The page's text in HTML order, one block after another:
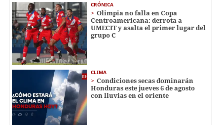
CRÓNICA
Olimpia no falla en Copa
Centroamericana: derrota a
UMECIT y asalta el primer lugar del
grupo C
CLIMA
Condiciones secas dominarán
Honduras este jueves 6 de agosto
con lluvias en el oriente